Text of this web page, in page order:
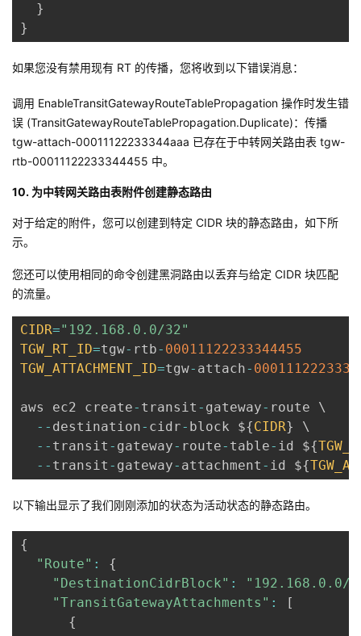
}
}
如果您没有禁用现有 RT 的传播，您将收到以下错误消息：
调用 EnableTransitGatewayRouteTablePropagation 操作时发生错
误 (TransitGatewayRouteTablePropagation.Duplicate)：传播
tgw-attach-00011122233344aaa 已存在于中转网关路由表 tgw-
rtb-00011122233344455 中。
10. 为中转网关路由表附件创建静态路由
对于给定的附件，您可以创建到特定 CIDR 块的静态路由，如下所
示。
您还可以使用相同的命令创建黑洞路由以丢弃与给定 CIDR 块匹配
的流量。
CIDR="192.168.0.0/32"
TGW_RT_ID=tgw- rtb- 00011122233344455
TGW_ATTACHMENT_ID=tgw- attach-
aws ec2 create- transit - gateway- route \
-- destination- cidr- block ${CIDR}
\
-- transit - gateway- route- table- id ${
-- transit - gateway- attachment - id ${
以下输出显示了我们刚刚添加的状态为活动状态的静态路由。
{
"Route" :
{
"DestinationCidrBlock" :
"192.168.0.0/
"TransitGatewayAttachments" :
[
{